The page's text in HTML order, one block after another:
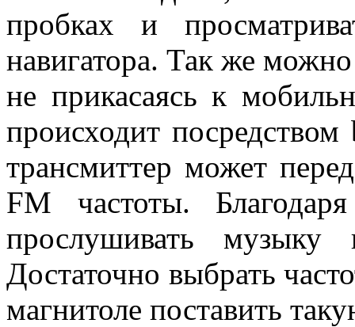
пробках и
навигатора. Так же
не прикасаясь к
происходит
трансмиттер может
FM частоты.
прослушивать музыку
Достаточно выбрать
магнитоле поставить